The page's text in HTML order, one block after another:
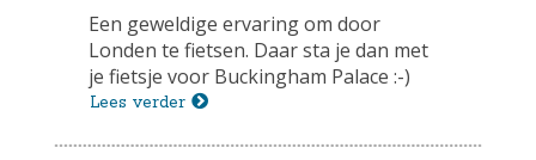
Een geweldige ervaring om door
Londen te fietsen. Daar sta je dan met
je fietsje voor Buckingham Palace :-)
Lees verder